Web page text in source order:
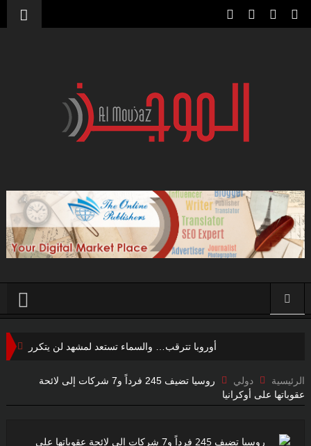
أوروبا تترقب… والسماء تستعد لمشهد لن يتكرر
هجوم سيبراني غامض يضرب شبكة المياه الأمريكية… واشنطن
تحقق في صلة محتملة بإيران
الرئيسية دولي
روسيا تضيف 245 فرداً و7 شركات إلى لائحة
عقوباتها على أوكرانيا